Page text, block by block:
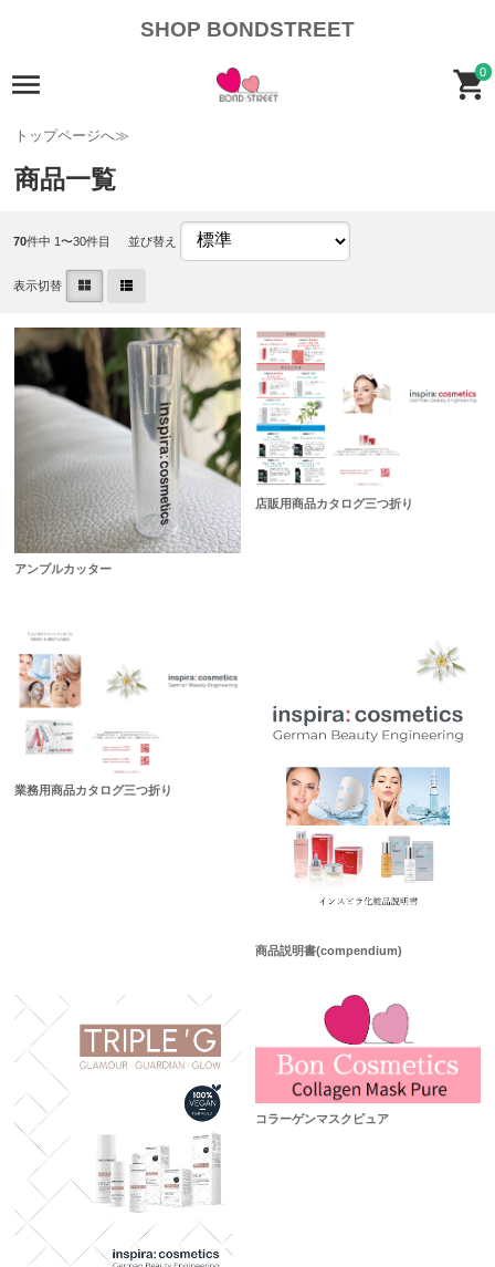
SHOP BONDSTREET
0
トップページへ≫
商品一覧
70件中 1〜30件目 並び替え
表示切替
アンプルカッター
店販用商品カタログ三つ折り
業務用商品カタログ三つ折り
商品説明書(compendium)
コラーゲンマスクピュア